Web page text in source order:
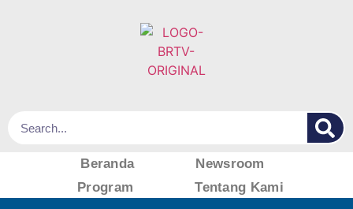
Beranda
Newsroom
Program
Tentang Kami